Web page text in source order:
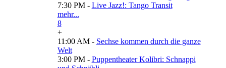
7:30 PM - Live Jazz!: Tango Transit
mehr...
8
+
11:00 AM - Sechse kommen durch die ganze
Welt
3:00 PM - Puppentheater Kolibri: Schnappi